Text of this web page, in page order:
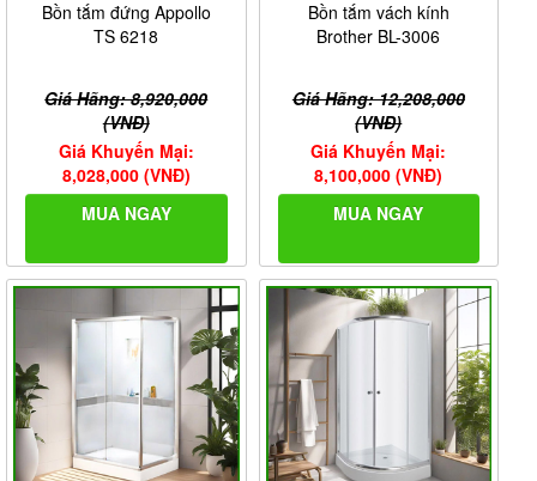
Bồn tắm đứng Appollo
TS 6218
Giá Hãng: 8,920,000
(VNĐ)
Giá Khuyến Mại:
8,028,000 (VNĐ)
MUA NGAY
Bồn tắm vách kính
Brother BL-3006
Giá Hãng: 12,208,000
(VNĐ)
Giá Khuyến Mại:
8,100,000 (VNĐ)
MUA NGAY